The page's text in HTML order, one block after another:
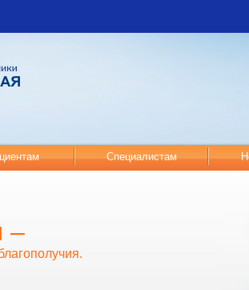
Специалистам
–